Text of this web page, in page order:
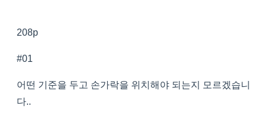
208p
#01
어떤 기준을 두고 손가락을 위치해야 되는지 모르겠습니
다..